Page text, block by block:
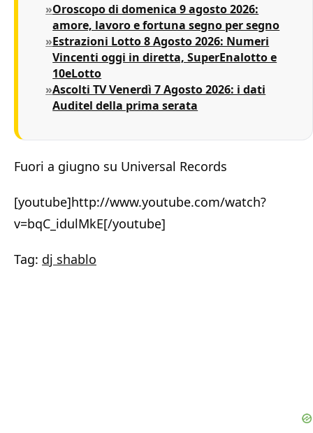
Oroscopo di domenica 9 agosto 2026:
amore, lavoro e fortuna segno per segno
Estrazioni Lotto 8 Agosto 2026: Numeri
Vincenti oggi in diretta, SuperEnalotto e
10eLotto
Ascolti TV Venerdì 7 Agosto 2026: i dati
Auditel della prima serata
Fuori a giugno su Universal Records
[youtube]http://www.youtube.com/watch?
v=bqC_idulMkE[/youtube]
Tag: dj shablo